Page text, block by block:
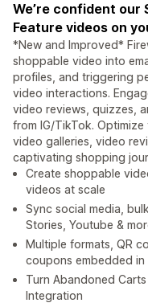
We’re confident our
Feature videos on
*New and Improved*
shoppable video into
profiles, and triggering
video interactions.
video reviews, quizzes,
from IG/TikTok.
video galleries, video
captivating shopping
Create shoppable
videos at scale
Sync social media,
Stories, Youtube &
Multiple formats, QR
coupons embedded in
Turn Abandoned
Integration